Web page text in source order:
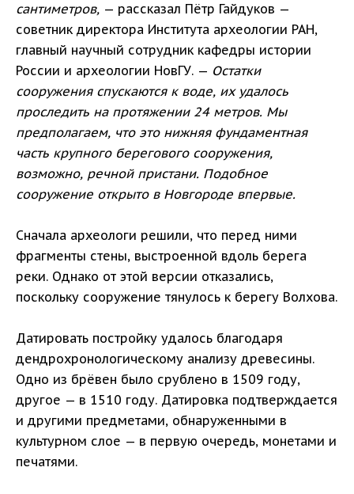
сантиметров, — рассказал Пётр Гайдуков —
советник директора Института археологии РАН,
главный научный сотрудник кафедры истории
России и археологии НовГУ. — Остатки
сооружения спускаются к воде, их удалось
проследить на протяжении 24 метров. Мы
предполагаем, что это нижняя фундаментная
часть крупного берегового сооружения,
возможно, речной пристани. Подобное
сооружение открыто в Новгороде впервые.
Сначала археологи решили, что перед ними
фрагменты стены, выстроенной вдоль берега
реки. Однако от этой версии отказались,
поскольку сооружение тянулось к берегу Волхова.
Датировать постройку удалось благодаря
дендрохронологическому анализу древесины.
Одно из брёвен было срублено в 1509 году,
другое — в 1510 году. Датировка подтверждается
и другими предметами, обнаруженными в
культурном слое — в первую очередь, монетами и
печатями.